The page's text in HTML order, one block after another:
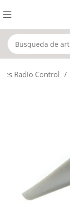
Radio Control